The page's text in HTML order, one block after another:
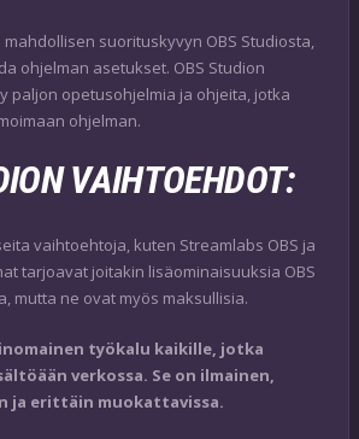
mahdollisen suorituskyvyn OBS Studiosta,
ohjelman asetukset. OBS Studion
paljon opetusohjelmia ja ohjeita, jotka
ohjelman.
VAIHTOEHDOT:
vaihtoehtoja, kuten Streamlabs OBS ja
tarjoavat joitakin lisäominaisuuksia OBS
mutta ne ovat myös maksullisia.
työkalu kaikille, jotka
verkossa. Se on ilmainen,
ja erittäin muokattavissa.